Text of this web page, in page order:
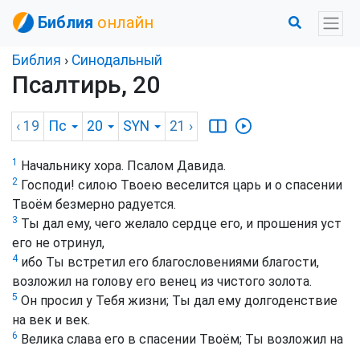
Библия онлайн
Библия › Синодальный
Псалтирь, 20
‹ 19 Пс 20 SYN 21 ›
1 Начальнику хора. Псалом Давида.
2 Господи! силою Твоею веселится царь и о спасении
Твоём безмерно радуется.
3 Ты дал ему, чего желало сердце его, и прошения уст
его не отринул,
4ибо Ты встретил его благословениями благости,
возложил на голову его венец из чистого золота.
5 Он просил у Тебя жизни; Ты дал ему долгоденствие
на век и век.
6 Велика слава его в спасении Твоём; Ты возложил на